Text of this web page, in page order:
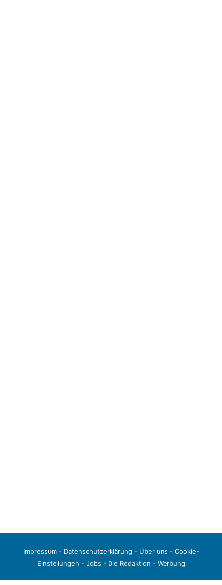
Impressum- Datenschutzerklärung - Über uns - Cookie-
Einstellungen - Jobs - Die Redaktion - Werbung